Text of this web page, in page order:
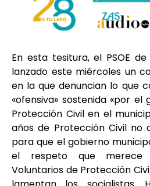
En esta tesitura, el PSOE
lanzado este miércoles un
en la que denuncian lo que
«ofensiva» sostenida «por
Protección Civil en el
años de Protección Civil no
para que el gobierno
el respeto que merece
Voluntarios de Protección